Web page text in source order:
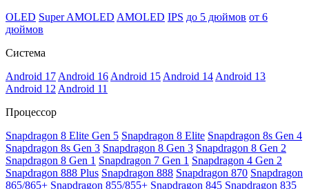
OLED Super AMOLED AMOLED IPS до 5 дюймов от 6
дюймов
Система
Android 17 Android 16 Android 15 Android 14 Android 13
Android 12 Android 11
Процессор
Snapdragon 8 Elite Gen 5 Snapdragon 8 Elite Snapdragon 8s Gen 4
Snapdragon 8s Gen 3 Snapdragon 8 Gen 3 Snapdragon 8 Gen 2
Snapdragon 8 Gen 1 Snapdragon 7 Gen 1 Snapdragon 4 Gen 2
Snapdragon 888 Plus Snapdragon 888 Snapdragon 870 Snapdragon
865/865+ Snapdragon 855/855+ Snapdragon 845 Snapdragon 835